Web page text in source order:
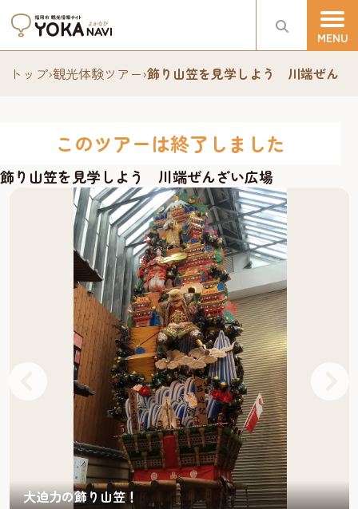
トップ›観光体験ツアー›飾り山笠を見学しよう 川端ぜんざ
このツアーは終了しました
飾り山笠を見学しよう 川端ぜんざい広場
大迫力の飾り山笠！